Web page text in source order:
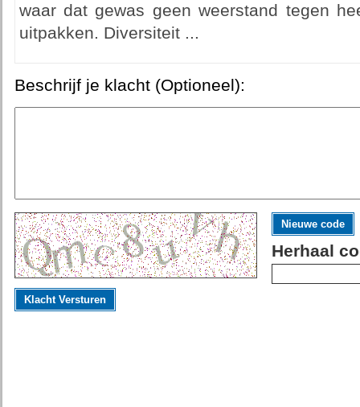
waar dat gewas geen weerstand tegen
uitpakken. Diversiteit ...
Beschrijf je klacht (Optioneel):
Nieuwe code
Herhaal
Klacht Versturen